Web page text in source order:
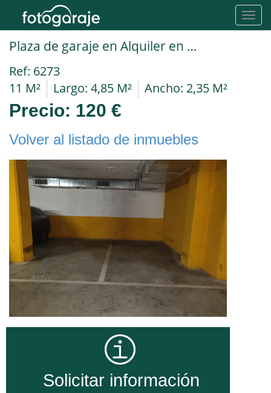
Plaza de garaje en Alquiler en Hospitalet De Llobregat en SANTA EULALIA Independencia
Ref: 6273
11 M²
Largo: 4,85 M² Ancho: 2,35 M²
Precio: 120 €
Volver al listado de inmuebles
Solicitar información